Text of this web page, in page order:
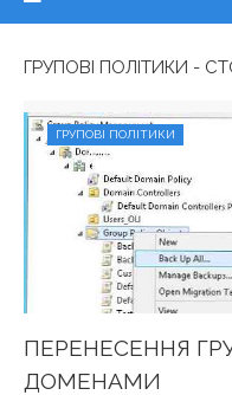
ГРУПОВІ ПОЛІТИКИ -
ГРУПОВІ ПОЛІТИКИ
ПЕРЕНЕСЕННЯ
ДОМЕНАМИ